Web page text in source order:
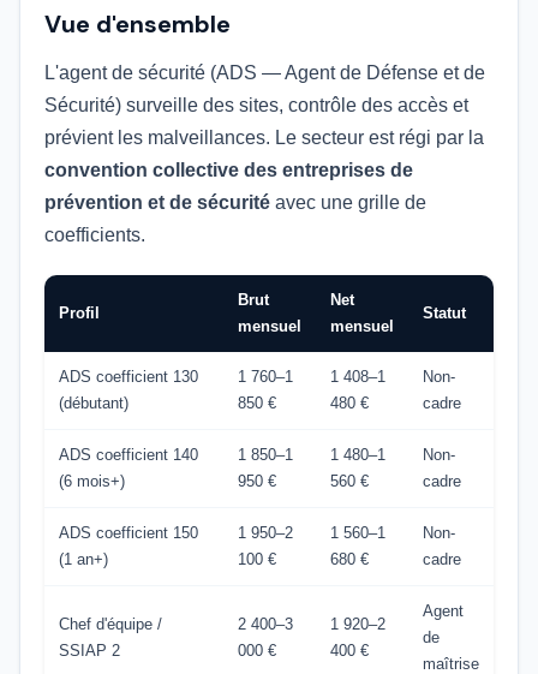
Vue d'ensemble
L'agent de sécurité (ADS — Agent de Défense et de
Sécurité) surveille des sites, contrôle des accès et
prévient les malveillances. Le secteur est régi par la
convention collective des entreprises de
prévention et de sécurité avec une grille de
coefficients.
Profil
Brut
mensuel
Net
mensuel
Statut
ADS coefficient 130
(débutant)
1 760–1
850 €
1 408–1
480 €
Non-
cadre
ADS coefficient 140
(6 mois+)
1 850–1
950 €
1 480–1
560 €
Non-
cadre
ADS coefficient 150
(1 an+)
1 950–2
100 €
1 560–1
680 €
Non-
cadre
Chef d'équipe /
SSIAP 2
2 400–3
000 €
1 920–2
400 €
Agent
de
maîtrise